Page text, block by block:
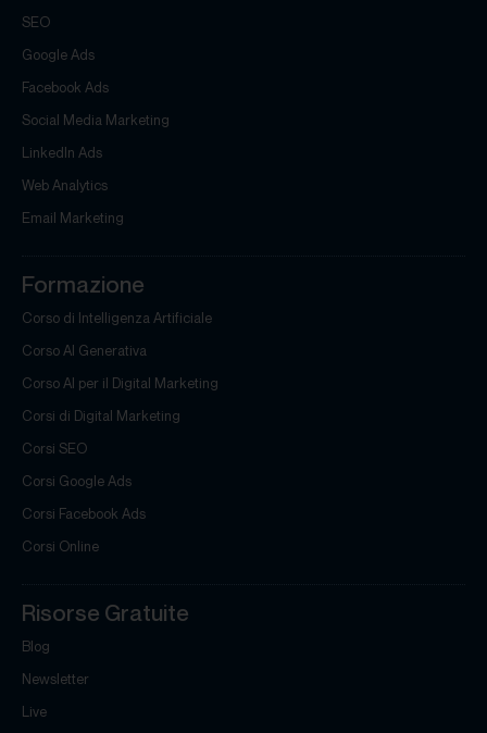
SEO
Google Ads
Facebook Ads
Social Media Marketing
LinkedIn Ads
Web Analytics
Email Marketing
Formazione
Corso di Intelligenza Artificiale
Corso AI Generativa
Corso AI per il Digital Marketing
Corsi di Digital Marketing
Corsi SEO
Corsi Google Ads
Corsi Facebook Ads
Corsi Online
Risorse Gratuite
Blog
Newsletter
Live